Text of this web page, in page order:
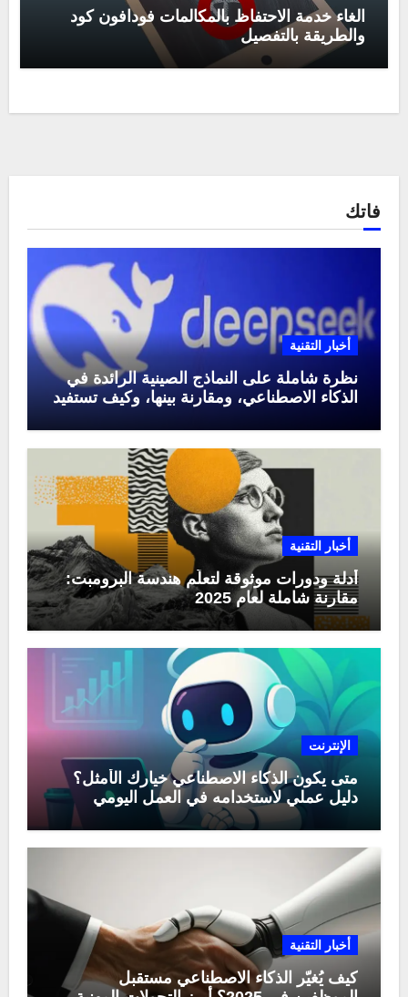
الغاء خدمة الاحتفاظ بالمكالمات فودافون كود
والطريقة بالتفصيل
فاتك
أخبار التقنية
نظرة شاملة على النماذج الصينية الرائدة في
الذكاء الاصطناعي، ومقارنة بينها، وكيف تستفيد
أخبار التقنية
أدلة ودورات موثوقة لتعلّم هندسة البرومبت:
مقارنة شاملة لعام 2025
الإنترنت
متى يكون الذكاء الاصطناعي خيارك الأمثل؟
دليل عملي لاستخدامه في العمل اليومي
أخبار التقنية
كيف يُغيّر الذكاء الاصطناعي مستقبل